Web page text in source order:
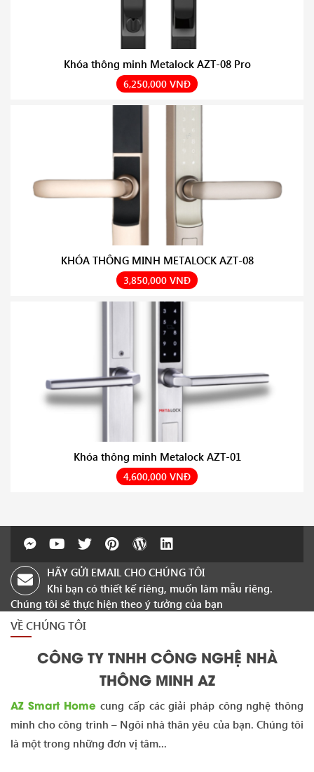
Khóa thông minh Metalock AZT-08 Pro
6,250,000 VNĐ
KHÓA THÔNG MINH METALOCK AZT-08
3,850,000 VNĐ
Khóa thông minh Metalock AZT-01
4,600,000 VNĐ
HÃY GỬI EMAIL CHO CHÚNG TÔI
Khi bạn có thiết kế riêng, muốn làm mẫu riêng.
Chúng tôi sẽ thực hiện theo ý tưởng của bạn
VỀ CHÚNG TÔI
CÔNG TY TNHH CÔNG NGHỆ NHÀ
THÔNG MINH AZ
AZ Smart Home cung cấp các giải pháp công nghệ thông
minh cho công trình – Ngôi nhà thân yêu của bạn. Chúng tôi
là một trong những đơn vị tâm...